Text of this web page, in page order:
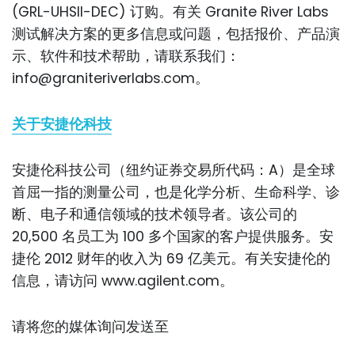
(GRL-UHSII-DEC) 订购。有关 Granite River Labs
测试解决方案的更多信息或问题，包括报价、产品演
示、软件和技术帮助，请联系我们：
info@graniteriverlabs.com。
关于安捷伦科技
安捷伦科技公司（纽约证券交易所代码：A）是全球
首屈一指的测量公司，也是化学分析、生命科学、诊
断、电子和通信领域的技术领导者。该公司的
20,500 名员工为 100 多个国家的客户提供服务。安
捷伦 2012 财年的收入为 69 亿美元。有关安捷伦的
信息，请访问 www.agilent.com。
请将您的媒体询问发送至